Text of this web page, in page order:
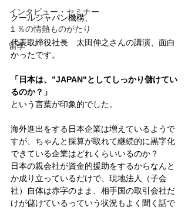
インタビュー・セミナー
１％の情熱ものがたり
留学
クールジャパン機構、
代表取締役社長　太田伸之さんの講演、面白
かったです。
「日本は、”JAPAN"としてしっかり儲けてい
るのか？」
という言葉が印象的でした。
海外進出をする日本企業は増えているようで
すが、ちゃんと採算が取れて継続的に黒字化
できている企業はどれくらいいるのか？
日本の親会社が資金的援助をするからなんと
か成り立っているだけで、現地法人（子会
社）自体は赤字のまま、相手国の取引会社だ
けが儲けているっていう状況もよく聞く話で